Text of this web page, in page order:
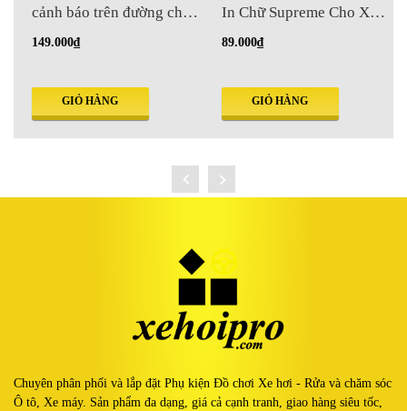
cảnh báo trên đường cho
xe hơi
149.000₫
GIỎ HÀNG
In Chữ Supreme Cho Xe
Hơi
89.000₫
GIỎ HÀNG
Chuyên phân phối và lắp đặt Phụ kiện Đồ chơi Xe hơi - Rửa và chăm sóc
Ô tô, Xe máy. Sản phẩm đa dạng, giá cả cạnh tranh, giao hàng siêu tốc,